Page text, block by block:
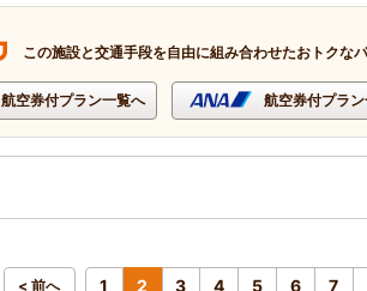
この施設と交通手段を自由に組み合わせたおトクな
航空券付プラン一覧へ 航空券付プラ
< 前へ 1 2 3 4 5 6 7